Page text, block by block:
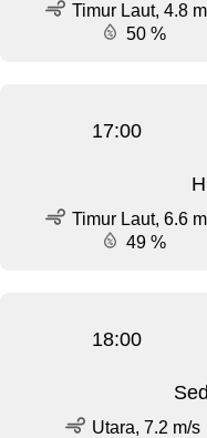
Timur Laut, 4.8
50 %
17:00
Timur Laut, 6.6
49 %
18:00
Utara, 7.2 m/s